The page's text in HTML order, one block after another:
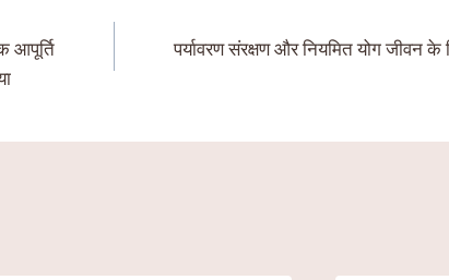
आपूर्ति
पर्यावरण संरक्षण और नियमित योग जीवन के